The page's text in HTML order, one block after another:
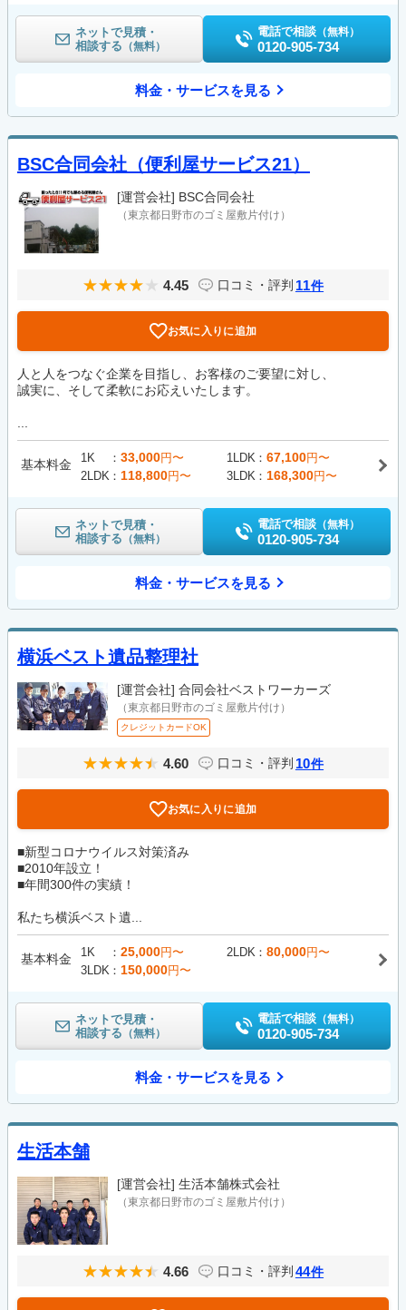
ネットで見積・
相談する （無料）
電話で相談 （無料）
0120-905-734
料金・サービスを見る
BSC合同会社（便利屋サービス21）
[運営会社] BSC合同会社
（東京都日野市のゴミ屋敷片付け）
4.45 口コミ・評判 11件
お気に入りに追加
人と人をつなぐ企業を目指し、お客様のご要望に対し、
誠実に、そして柔軟にお応えいたします。
...
基本料金 1K 33,000円〜 1LDK 67,100円〜
2LDK
118,800円〜 3LDK 168,300円〜
ネットで見積・
相談する （無料）
電話で相談 （無料）
0120-905-734
料金・サービスを見る
横浜ベスト遺品整理社
[運営会社] 合同会社ベストワーカーズ
（東京都日野市のゴミ屋敷片付け）
クレジットカードOK
4.60 口コミ・評判 10件
お気に入りに追加
■新型コロナウイルス対策済み
■2010年設立！
■年間300件の実績！
私たち横浜ベスト遺...
基本料金 1K 25,000円〜 2LDK 80,000円〜
3LDK
150,000円〜
ネットで見積・
相談する （無料）
電話で相談 （無料）
0120-905-734
料金・サービスを見る
生活本舗
[運営会社] 生活本舗株式会社
（東京都日野市のゴミ屋敷片付け）
4.66 口コミ・評判 44件